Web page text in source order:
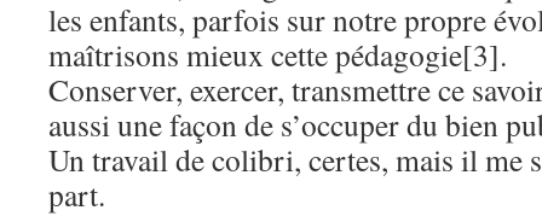
les enfants, parfois sur notre propre
maîtrisons mieux cette pédagogie[3].
Conserver, exercer, transmettre ce
aussi une façon de s’occuper du bien
Un travail de colibri, certes, mais il me
part.